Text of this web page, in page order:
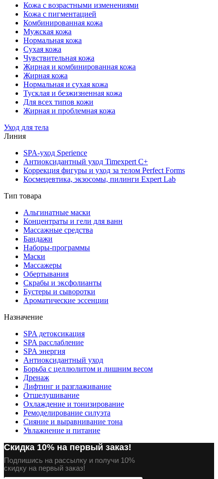
Кожа с возрастными изменениями
Кожа с пигментацией
Комбинированная кожа
Мужская кожа
Нормальная кожа
Сухая кожа
Чувствительная кожа
Жирная и комбинированная кожа
Жирная кожа
Нормальная и сухая кожа
Тусклая и безжизненная кожа
Для всех типов кожи
Жирная и проблемная кожа
Уход для тела
Линия
SPA-уход Sperience
Антиоксидантный уход Timexpert C+
Коррекция фигуры и уход за телом Perfect Forms
Космецевтика, экзосомы, пилинги Expert Lab
Тип товара
Альгинатные маски
Концентраты и гели для ванн
Массажные средства
Бандажи
Наборы-программы
Маски
Массажеры
Обертывания
Скрабы и эксфолианты
Бустеры и сыворотки
Ароматические эссенции
Назначение
SPA детоксикация
SPA расслабление
SPA энергия
Антиоксидантный уход
Борьба с целлюлитом и лишним весом
Дренаж
Лифтинг и разглаживание
Отшелушивание
Охлаждение и тонизирование
Ремоделирование силуэта
Сияние и выравнивание тона
Увлажнение и питание
Скидка 10% на первый заказ!
Подпишись на рассылку и получи 10%
скидку на первый заказ!